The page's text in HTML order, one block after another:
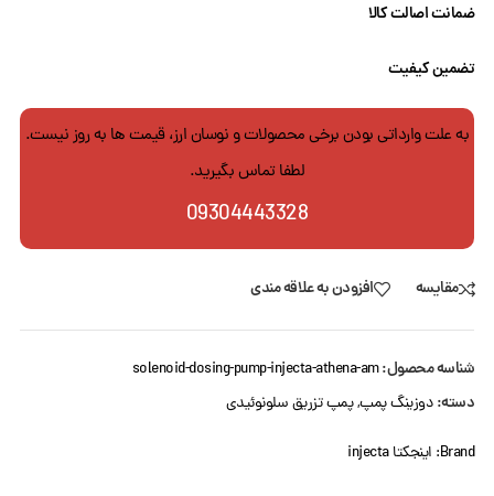
ضمانت اصالت کالا
تضمین کیفیت
به علت وارداتی بودن برخی محصولات و نوسان ارز، قیمت ها به روز نیست.
لطفا تماس بگیرید.
09304443328
مقایسه افزودن به علاقه مندی
شناسه محصول:solenoid-dosing-pump-injecta-athena-am
دسته: دوزینگ پمپ,پمپ تزریق سلونوئیدی
Brand: اینجکتا injecta